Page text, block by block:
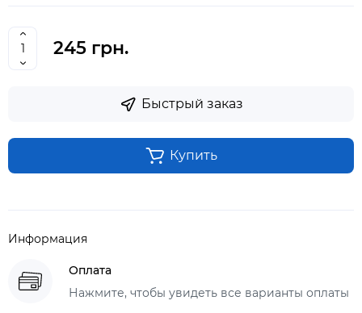
245 грн.
Быстрый заказ
Купить
Информация
Оплата
Нажмите, чтобы увидеть все варианты оплаты